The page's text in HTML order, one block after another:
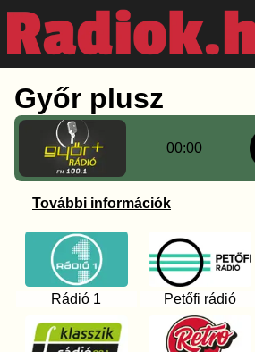
Győr plusz
00:00
További információk
Rádió 1 Petőfi rádió